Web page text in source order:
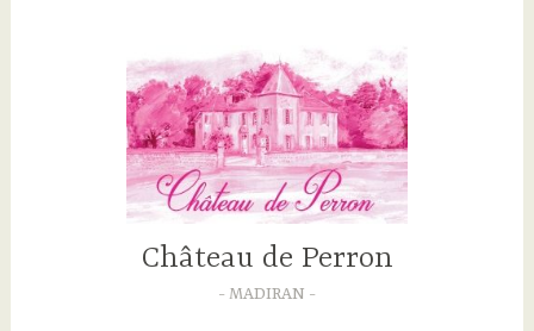
Château de Perron
MADIRAN